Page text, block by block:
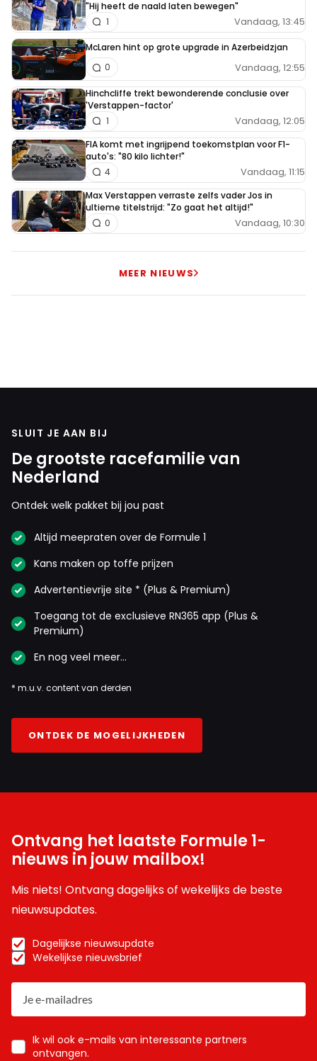
"Hij heeft de naald laten bewegen"
Vandaag, 13:45
1
McLaren hint op grote upgrade in Azerbeidzjan
Vandaag, 12:55
0
Hinchcliffe trekt bewonderende conclusie over
'Verstappen-factor'
Vandaag, 12:05
1
FIA komt met ingrijpend toekomstplan voor F1-
auto's: "80 kilo lichter!"
Vandaag, 11:15
4
Max Verstappen verraste zelfs vader Jos in
ultieme titelstrijd: "Zo gaat het altijd!"
Vandaag, 10:30
0
MEER NIEUWS
SLUIT JE AAN BIJ
De grootste racefamilie van
Nederland
Ontdek welk pakket bij jou past
Altijd meepraten over de Formule 1
Kans maken op toffe prijzen
Advertentievrije site * (Plus & Premium)
Toegang tot de exclusieve RN365 app (Plus &
Premium)
En nog veel meer…
* m.u.v. content van derden
ONTDEK DE MOGELIJKHEDEN
Ontvang het laatste Formule 1-
nieuws in jouw mailbox!
Mis niets! Ontvang dagelijks of wekelijks de beste
nieuwsupdates.
Dagelijkse nieuwsupdate
Wekelijkse nieuwsbrief
Ik wil ook e-mails van interessante partners
ontvangen.